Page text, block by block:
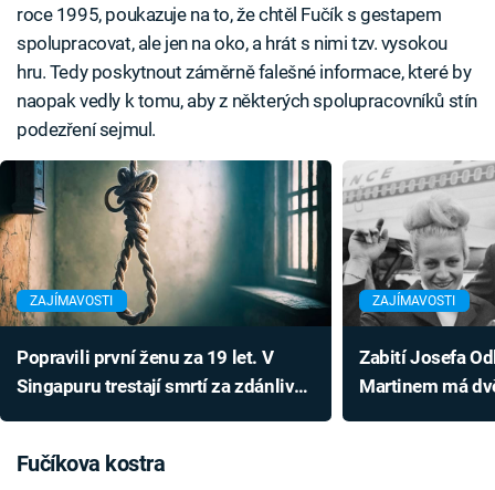
roce 1995, poukazuje na to, že chtěl Fučík s gestapem
spolupracovat, ale jen na oko, a hrát s nimi tzv. vysokou
hru. Tedy poskytnout záměrně falešné informace, které by
naopak vedly k tomu, aby z některých spolupracovníků stín
podezření sejmul.
ZAJÍMAVOSTI
Popravili první ženu za 19 let. V
Singapuru trestají smrtí za zdánlivě
ZAJÍMAVOSTI
Zabití Josefa
Martinem má
Fučíkova kostra